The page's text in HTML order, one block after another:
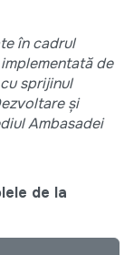
în cadrul
implementată de
sprijinul
și
Ambasadei
de la